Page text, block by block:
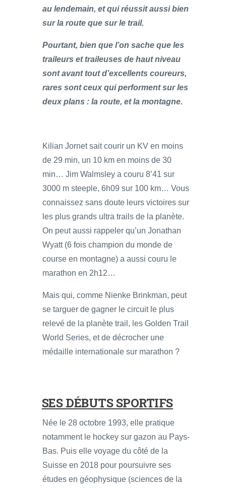
au lendemain, et qui réussit aussi bien
sur la route que sur le trail.
Pourtant, bien que l’on sache que les
traileurs et traileuses de haut niveau
sont avant tout d’excellents coureurs,
rares sont ceux qui performent sur les
deux plans : la route, et la montagne.
Kilian Jornet sait courir un KV en moins
de 29 min, un 10 km en moins de 30
min… Jim Walmsley a couru 8’41 sur
3000 m steeple, 6h09 sur 100 km… Vous
connaissez sans doute leurs victoires sur
les plus grands ultra trails de la planète.
On peut aussi rappeler qu’un Jonathan
Wyatt (6 fois champion du monde de
course en montagne) a aussi couru le
marathon en 2h12…
Mais qui, comme Nienke Brinkman, peut
se targuer de gagner le circuit le plus
relevé de la planète trail, les Golden Trail
World Series, et de décrocher une
médaille internationale sur marathon ?
SES DÉBUTS SPORTIFS
Née le 28 octobre 1993, elle pratique
notamment le hockey sur gazon au Pays-
Bas. Puis elle voyage du côté de la
Suisse en 2018 pour poursuivre ses
études en géophysique (sciences de la